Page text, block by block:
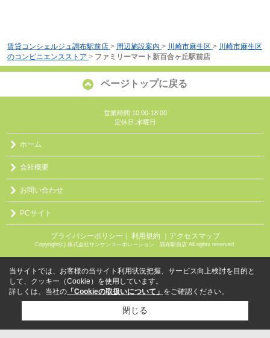
賃貸コンシェルジュ調布駅前店 > 周辺施設案内 > 川崎市麻生区 > 川崎市麻生区
のコンビニエンスストア > ファミリーマート新百合ヶ丘駅前店
ページトップに戻る
営業時間:10:00-18:00
定休日:水曜日
ホーム
会社概要
お問い合わせ
PCサイト
プライバシーポリシー ｜ 利用規約 ｜アクセスマップ
Copyright(c) 株式会社サンケンコーポレーション 調布駅前店 All rights reserved.
当サイトでは、お客様の当サイト利用状況把握、サービス向上検討を目的と
して、クッキー（Cookie）を使用しています。
詳しくは、当社の 「Cookieの取扱いについて」 をご確認ください。
閉じる